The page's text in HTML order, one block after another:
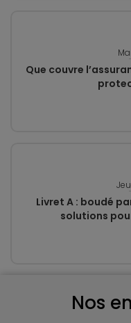
Que couvre
Livret A : boudé
solutions
Nos